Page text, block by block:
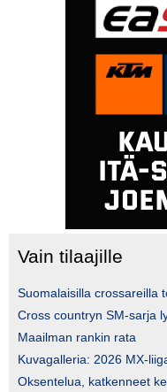
Vain tilaajille
Suomalaisilla crossareilla
Cross countryn SM-sarja
Maailman rankin rata
Kuvagalleria: 2026 MX-
Oksentelua, katkenneet